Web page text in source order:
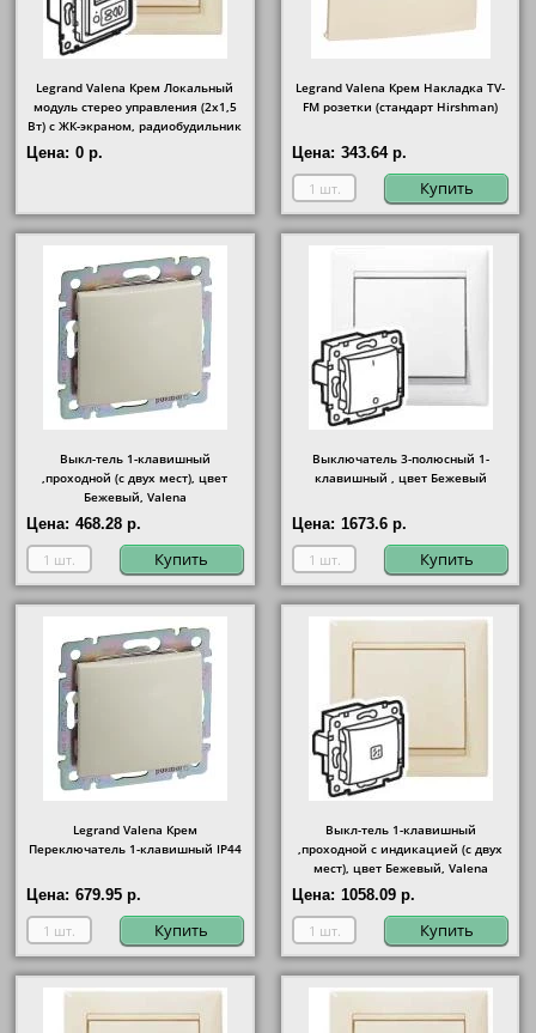
Legrand Valena Крем Локальный
модуль стерео управления (2х1,5
Вт) с ЖК-экраном, радиобудильник
Цена: 0 р.
Legrand Valena Крем Накладка TV-
FM розетки (стандарт Hirshman)
Цена: 343.64 р.
Купить
Выкл-тель 1-клавишный
,проходной (с двух мест), цвет
Бежевый, Valena
Цена: 468.28 р.
Купить
Выключатель 3-полюсный 1-
клавишный , цвет Бежевый
Цена: 1673.6 р.
Купить
Legrand Valena Крем
Переключатель 1-клавишный IP44
Цена: 679.95 р.
Купить
Выкл-тель 1-клавишный
,проходной с индикацией (с двух
мест), цвет Бежевый, Valena
Цена: 1058.09 р.
Купить